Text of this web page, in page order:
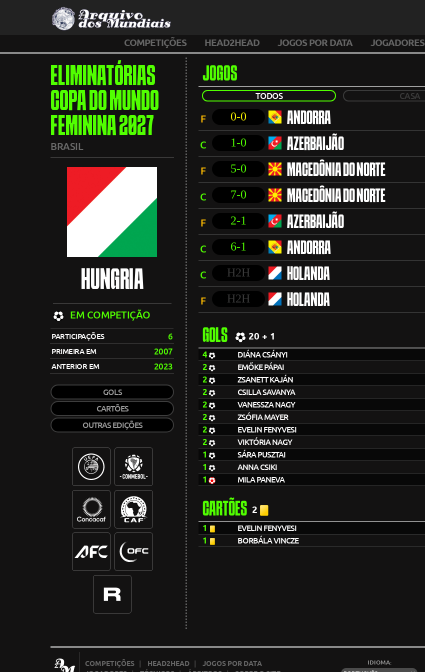
COMPETIÇÕES HEAD2HEAD JOGOS POR DATA JOGADORES
ELIMINATÓRIAS
COPA DO MUNDO
FEMININA 2027
BRASIL
HUNGRIA
EM COMPETIÇÃO
PARTICIPAÇÕES 6
PRIMEIRA EM 2007
ANTERIOR EM 2023
GOLS
CARTÕES
OUTRAS EDIÇÕES
JOGOS
TODOS CASA
F 0-0 ANDORRA
C 1-0 AZERBAIJÃO
F 5-0 MACEDÔNIA DO NORTE
C 7-0 MACEDÔNIA DO NORTE
F 2-1 AZERBAIJÃO
C 6-1 ANDORRA
C H2H HOLANDA
F H2H HOLANDA
GOLS 20 + 1
4 DIÁNA CSÁNYI
2 EMŐKE PÁPAI
2 ZSANETT KAJÁN
2 CSILLA SAVANYA
2 VANESSZA NAGY
2 ZSÓFIA MAYER
2 EVELIN FENYVESI
2 VIKTÓRIA NAGY
1 SÁRA PUSZTAI
1 ANNA CSIKI
1 MILA PANEVA
CARTÕES 2
1 EVELIN FENYVESI
1 BORBÁLA VINCZE
COMPETIÇÕES HEAD2HEAD |JOGOS POR DATA
IDIOMA: